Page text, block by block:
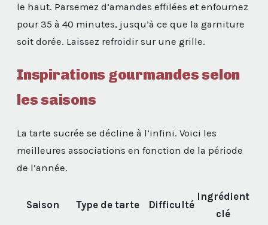
le haut. Parsemez d’amandes effilées et enfournez
pour 35 à 40 minutes, jusqu’à ce que la garniture
soit dorée. Laissez refroidir sur une grille.
Inspirations gourmandes selon
les saisons
La tarte sucrée se décline à l’infini. Voici les
meilleures associations en fonction de la période
de l’année.
Saison Type de tarte Difficulté
Ingrédient
clé